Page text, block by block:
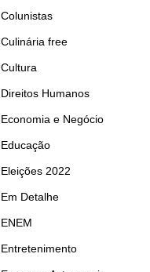
Colunistas
Culinária free
Cultura
Direitos Humanos
Economia e Negócio
Educação
Eleições 2022
Em Detalhe
ENEM
Entretenimento